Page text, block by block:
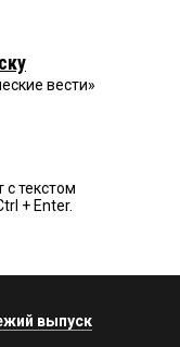
вести»
текстом
+ Enter.
выпуск